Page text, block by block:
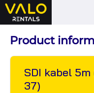
Hoofdmenu
overslaan
Product
SDI kabel
37)